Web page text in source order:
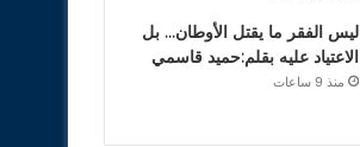
ليس الفقر ما يقتل الأوطان… بل
الاعتياد عليه بقلم:حميد قاسمي
منذ 9 ساعات